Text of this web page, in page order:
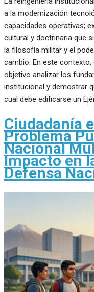
a la modernización
capacidades operativas;
cultural y doctrinaria que
la filosofía militar y el
cambio. En este
objetivo analizar los
institucional y demostrar
cual debe edificarse un
Ciudadanía
Problema
Nacional
Impacto en
Defensa